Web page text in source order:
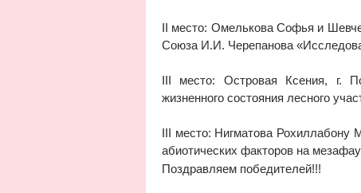
II место: Омелькова Софья и
Союза И.И. Черепанова
III место: Островая Ксения,
жизненного состояния лесного
III место: Нигматова
абиотических факторов на
Поздравляем победителей!!!